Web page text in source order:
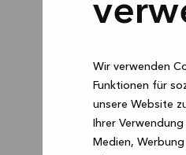
Wir verwenden
Funktionen für
unsere Website
Ihrer
Medien,